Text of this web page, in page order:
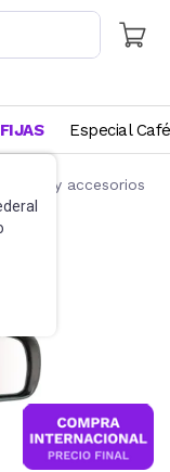
Especial Café
y accesorios